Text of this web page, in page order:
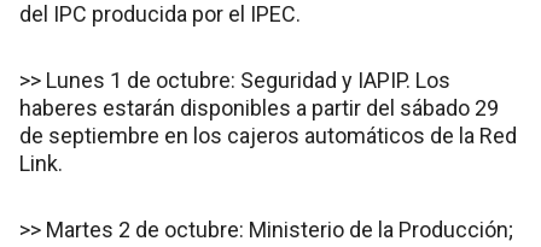
del IPC producida por el IPEC.
>> Lunes 1 de octubre: Seguridad y IAPIP. Los
haberes estarán disponibles a partir del sábado 29
de septiembre en los cajeros automáticos de la Red
Link.
>> Martes 2 de octubre: Ministerio de la Producción;